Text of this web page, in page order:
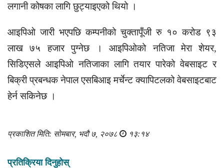
लगानी कोषका लागि छुट्याइएको थियो ।
आइपिओ जारी भएपछि कम्पनीको चुक्तापूँजी रु १० करोड ९३
लाख ७५ हजार पुग्नेछ । आइपिओको नतिजा मेरा शेयर,
सिडिएसले आइपिओ नतिजाका लागि तयार पारेको वेबसाइट र
बिक्री प्रबन्धक नेपाल एसबिआइ मर्चेन्ट क्यापिटलको वेबसाइटबाट
हेर्न सकिनेछ ।
प्रकाशित मिति: सोमबार, भदौ ७, २०७८ १३:१४
प्रतिक्रिया दिनुहोस्